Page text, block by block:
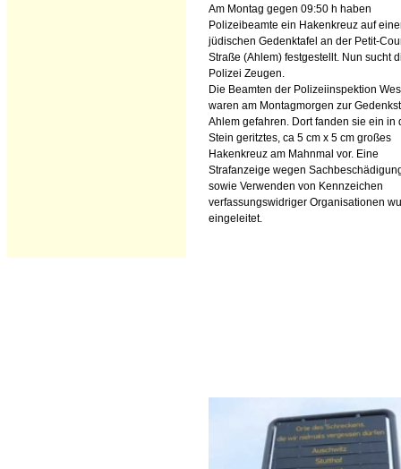
Am Montag gegen 09:50 h haben
Polizeibeamte ein Hakenkreuz auf
jüdischen Gedenktafel an der Petit-
Straße (Ahlem) festgestellt. Nun sucht
Polizei Zeugen.
Die Beamten der Polizeiinspektion
waren am Montagmorgen zur
Ahlem gefahren. Dort fanden sie ein in
Stein geritztes, ca 5 cm x 5 cm großes
Hakenkreuz am Mahnmal vor. Eine
Strafanzeige wegen
sowie Verwenden von Kennzeichen
verfassungswidriger Organisationen
eingeleitet.